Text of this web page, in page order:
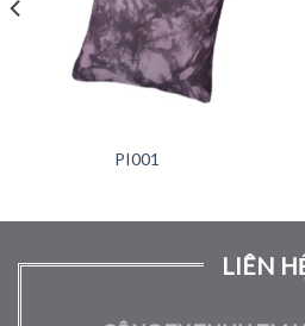
PI001
LIÊN